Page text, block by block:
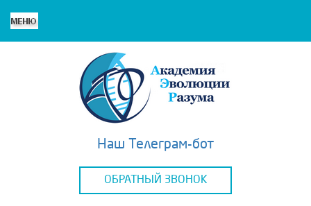
Наш Телеграм-бот
ОБРАТНЫЙ ЗВОНОК